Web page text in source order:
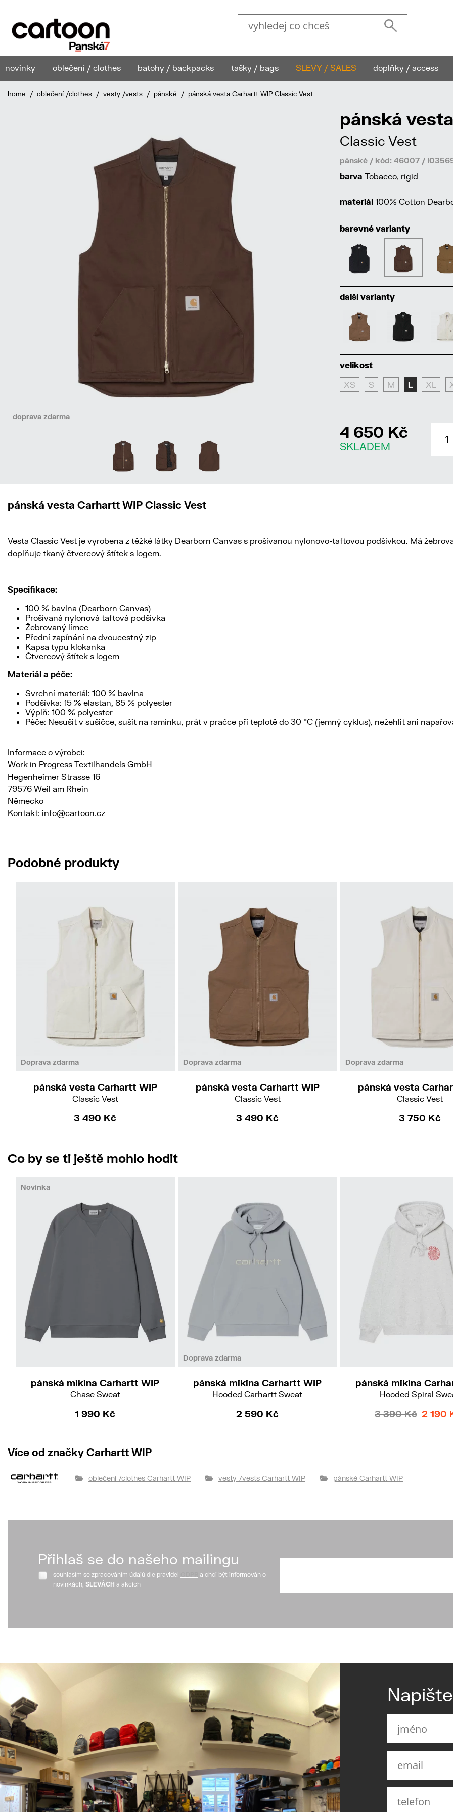
novinky oblečení / clothes batohy / backpacks tašky / bags SLEVY / SALES doplňky / access
home / oblečení /clothes / vesty /vests / pánské / pánská vesta Carhartt WIP Classic Vest
doprava zdarma
pánská
Classic Vest
pánské / kód: 46007 /
barva Tobacco, rigid
materiál 100% Cotton
barevné varianty
další varianty
velikost
XS S M L XL
4 650 Kč
SKLADEM
pánská vesta Carhartt WIP Classic Vest
Vesta Classic Vest je vyrobena z těžké látky Dearborn Canvas s prošívanou nylonovo-taftovou podšívkou. Má
doplňuje tkaný čtvercový štítek s logem.
Specifikace:
100 % bavlna (Dearborn Canvas)
Prošívaná nylonová taftová podšívka
Žebrovaný límec
Přední zapínání na dvoucestný zip
Kapsa typu klokanka
Čtvercový štítek s logem
Materiál a péče:
Svrchní materiál: 100 % bavlna
Podšívka: 15 % elastan, 85 % polyester
Výplň: 100 % polyester
Péče: Nesušit v sušičce, sušit na ramínku, prát v pračce při teplotě do 30 °C (jemný cyklus), nežehlit ani
Informace o výrobci:
Work in Progress Textilhandels GmbH
Hegenheimer Strasse 16
79576 Weil am Rhein
Německo
Kontakt: info@cartoon.cz
Podobné produkty
Doprava zdarma
pánská vesta Carhartt WIP
Classic Vest
3 490 Kč
Doprava zdarma
pánská vesta Carhartt WIP
Classic Vest
3 490 Kč
Doprava zdarma
pánská vesta
Classic Vest
3 750 Kč
Co by se ti ještě mohlo hodit
Novinka
pánská mikina Carhartt WIP
Chase Sweat
1 990 Kč
Doprava zdarma
pánská mikina Carhartt WIP
Hooded Carhartt Sweat
2 590 Kč
pánská mikina
Hooded Spiral
3 390 Kč 2 190
Více od značky Carhartt WIP
oblečení /clothes Carhartt WIP vesty /vests Carhartt WIP pánské Carhartt WIP
Přihlaš se do našeho mailingu
souhlasím se zpracováním údajů dle pravidel
a chci být informován o
novinkách, SLEVÁCH a akcích